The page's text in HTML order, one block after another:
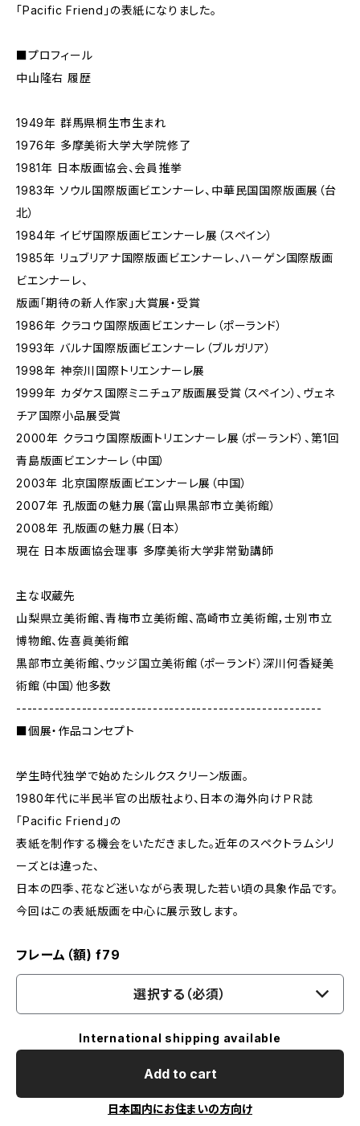
「Pacific Friend」の表紙になりました。
■プロフィール
中山隆右 履歴
1949年 群馬県桐生市生まれ
1976年 多摩美術大学大学院修了
1981年 日本版画協会、会員推挙
1983年 ソウル国際版画ビエンナーレ、中華民国国際版画展（台
北）
1984年 イビザ国際版画ビエンナーレ展（スペイン）
1985年 リュブリアナ国際版画ビエンナーレ、ハーゲン国際版画
ビエンナーレ、
版画「期待の新人作家」大賞展・受賞
1986年 クラコウ国際版画ビエンナーレ（ポーランド）
1993年 バルナ国際版画ビエンナーレ（ブルガリア）
1998年 神奈川国際トリエンナーレ展
1999年 カダケス国際ミニチュア版画展受賞（スペイン）、ヴェネ
チア国際小品展受賞
2000年 クラコウ国際版画トリエンナーレ展（ポーランド）、第1回
青島版画ビエンナーレ（中国）
2003年 北京国際版画ビエンナーレ展（中国）
2007年 孔版面の魅力展（富山県黒部市立美術館）
2008年 孔版画の魅力展（日本）
現在 日本版画協会理事 多摩美術大学非常勤講師
主な収蔵先
山梨県立美術館、青梅市立美術館、高崎市立美術館，士別市立
博物館、佐喜眞美術館
黒部市立美術館、ウッジ国立美術館（ポーランド）深川何香疑美
術館（中国）他多数
--------------------------------------------------------
■個展・作品コンセプト
学生時代独学で始めたシルクスクリーン版画。
1980年代に半民半官の出版社より、日本の海外向けＰＲ誌
「Pacific Friend」の
表紙を制作する機会をいただきました。近年のスペクトラムシリ
ーズとは違った、
日本の四季、花など迷いながら表現した若い頃の具象作品です。
今回はこの表紙版画を中心に展示致します。
フレーム（額) f79
選択する（必須）
International shipping available
Add to cart
日本国内にお住まいの方向け